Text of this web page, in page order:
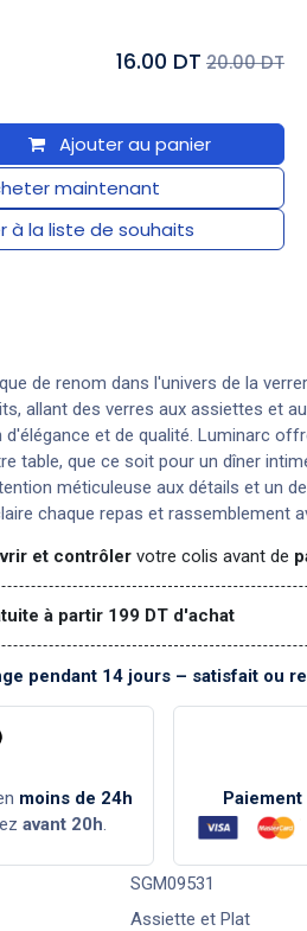
Ajouter au panier
maintenant
à la liste de souhaits
16.00 DT 20.00 DT
de renom dans l'univers de la
allant des verres aux assiettes et
d'élégance et de qualité. Luminarc
table, que ce soit pour un dîner
méticuleuse aux détails et un
chaque repas et rassemblement
et contrôler votre colis avant de
à partir 199 DT d'achat
pendant 14 jours – satisfait ou
moins de 24h
avant 20h.
SGM09531
Assiette et Plat